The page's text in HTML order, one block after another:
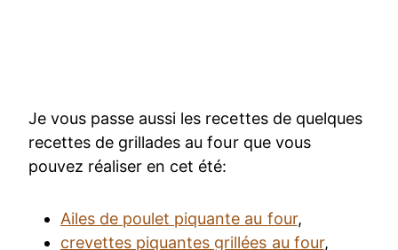
Je vous passe aussi les recettes de quelques
recettes de grillades au four que vous
pouvez réaliser en cet été:
Ailes de poulet piquante au four,
crevettes piquantes grillées au four,